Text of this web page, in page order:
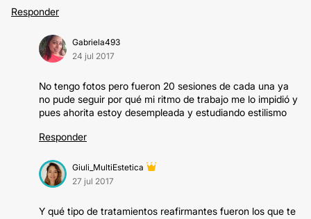
Responder
Gabriela493
24 jul 2017
No tengo fotos pero fueron 20 sesiones de cada una ya
no pude seguir por qué mi ritmo de trabajo me lo impidió y
pues ahorita estoy desempleada y estudiando estilismo
Responder
Giuli_MultiEstetica
27 jul 2017
Y qué tipo de tratamientos reafirmantes fueron los que te